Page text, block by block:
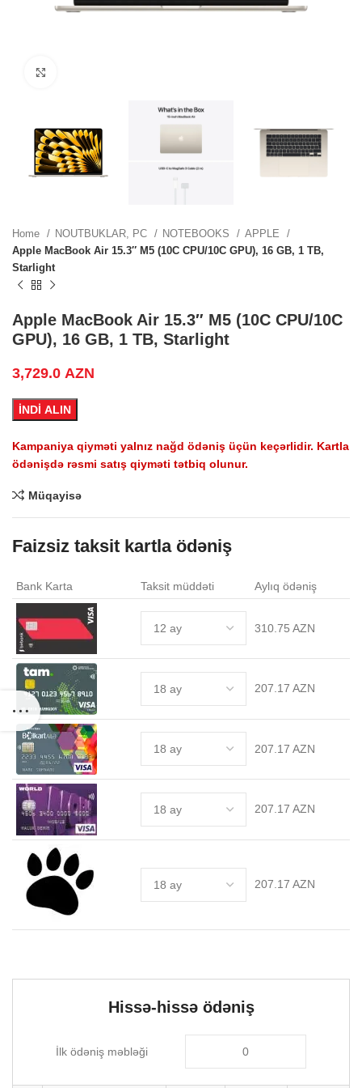
Home NOUTBUKLAR, PC NOTEBOOKS
APPLE
Apple MacBook Air 15.3″ M5 (10C CPU/10C GPU), 16 GB, 1 TB,
Starlight
Apple MacBook Air 15.3″ M5 (10C CPU/10C
GPU), 16 GB, 1 TB, Starlight
3,729.0 AZN
İNDİ ALIN
Kampaniya qiyməti yalnız nağd ödəniş üçün keçərlidir. Kartla
ödənişdə rəsmi satış qiyməti tətbiq olunur.
Müqayisə
Faizsiz taksit kartla ödəniş
Bank Karta Taksit müddəti Aylıq ödəniş
310.75 AZN
207.17 AZN
207.17 AZN
207.17 AZN
207.17 AZN
Hissə-hissə ödəniş
İlk ödəniş məbləği